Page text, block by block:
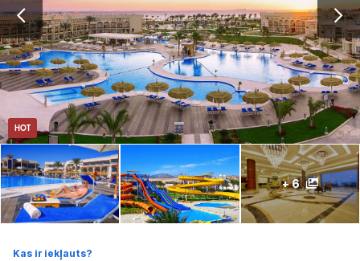
HOT
+ 6
Kas ir iekļauts?